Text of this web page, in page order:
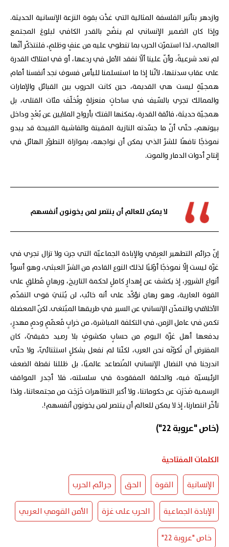
وازدهر بتأثير الفلسفة المثالية التي غذَّت بقوة النزعة الإنسانية الحديثة.
وإذا كان الضمير الإنساني لم ينضُج بالقدر الكافي لبلوغ المجتمع
العالمي،لذا استمرّت الحرب بما تنطوي عليه من عنفٍ وظلمٍ، فلنتذكّر أنّها
لم تعد شرعيةً، وأنّ علينا ألّا نفقد الأمل في ردعها، أو في امتلاك القدرة
على عقاب سدنتها، لأنّنا إذا ما استسلمنا لليأس فسوف نجد أنفسنا أمام
همجيّةٍ ليست هي القديمة، حين كانت الحروب بين القبائل والإمارات
والممالك تجري بالسّيف في ساحاتٍ منعزلةٍ وتُخلّف مئات القتلى، بل
همجيّة حديثة، فائقة القدرة، يمكنها الفتك بأرواح الملايين عن بُعْدٍ وداخل
بيوتهم، حتّى أنّ ما جسّدته النازية المقيتة والفاشية القبيحة قد يبدو
نموذجًا تافهًا للشرّ الذي يمكن أن نواجهه، بموازاة التطوّر الهائل في
إنتاج أدوات الدمار والموت.
لا يمكن للعالم أن ينتصر لمن يخونون أنفسهم
إنّ جرائم التطهير العِرقي والإبادة الجماعيّة التي جرت ولا تزال تجري في
غزّة ليست إلّا نموذجًا أوّليًا لذلك النوع القادم من الشرّ العبثي، وهو أسوأ
أنواع الشرور، إذ يكشف عن إهدارٍ كاملٍ لحكمة التاريخ، ورهانٍ مُطلقٍ على
القوة العارية، وهو رهان نؤكّد على أنه خائب، لن يُثنيَ قوى التقدّم
الأخلاقي والتمدّن الإنساني عن السير في طريقها المبُتغى. لكنّ المعضلة
تكمن في عامل الزمن، في التكلفة المباشرة، من خرابٍ مُعمّمٍ ودمٍ مهدرٍ،
يدفعها أهل غزّة اليوم من حسابٍ مكشوفٍ بلا رصيد حقيقيّ، كان
المفترض أن نُكوّنَه نحن العرب، لكنّنا لم نفعل بشكلٍ استثنائيّ، ولا حتّى
اندرجنا في النضال الإنساني المُتصاعد عالميًا، بل ظللنا نقطة الضعف
الرئيسيّة فيه، والحلقة المفقودة في سلسلته، فلا أجدر المواقف
الرسمية صَدَرَت عن حكوماتنا، ولا أكبر التظاهرات خَرَجَت من مجتمعاتنا، ولذا
تأخّر انتصارنا، إذ لا يمكن للعالم أن ينتصر لمن يخونون أنفسهم!.
(خاص "عروبة 22")
الكلمات المفتاحية
الإنسانية القوة الحق جرائم الحرب
الإبادة الجماعية الحرب على غزة الأمن القومي العربي
خاص "عروبة 22"